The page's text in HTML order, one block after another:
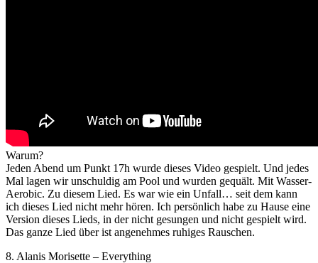
Warum?
Jeden Abend um Punkt 17h wurde dieses Video gespielt. Und jedes
Mal lagen wir unschuldig am Pool und wurden gequält. Mit Wasser-
Aerobic. Zu diesem Lied. Es war wie ein Unfall… seit dem kann
ich dieses Lied nicht mehr hören. Ich persönlich habe zu Hause eine
Version dieses Lieds, in der nicht gesungen und nicht gespielt wird.
Das ganze Lied über ist angenehmes ruhiges Rauschen.
8. Alanis Morisette – Everything